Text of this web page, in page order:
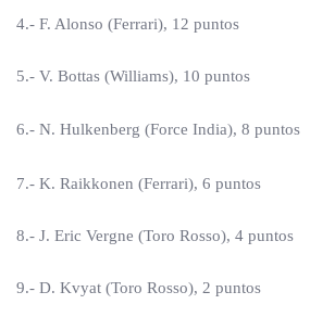
4.- F. Alonso (Ferrari), 12 puntos
5.- V. Bottas (Williams), 10 puntos
6.- N. Hulkenberg (Force India), 8 puntos
7.- K. Raikkonen (Ferrari), 6 puntos
8.- J. Eric Vergne (Toro Rosso), 4 puntos
9.- D. Kvyat (Toro Rosso), 2 puntos